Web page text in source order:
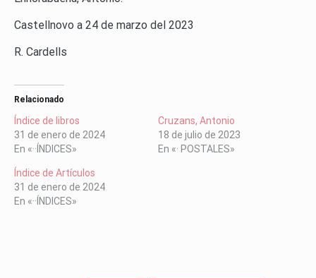
Castellnovo a 24 de marzo del 2023
R. Cardells
Relacionado
Índice de libros
31 de enero de 2024
En «··ÍNDICES»
Cruzans, Antonio
18 de julio de 2023
En «· POSTALES»
Índice de Artículos
31 de enero de 2024
En «··ÍNDICES»